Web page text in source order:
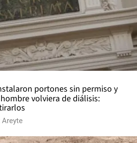
portones sin permiso y
volviera de diálisis:
Areyte